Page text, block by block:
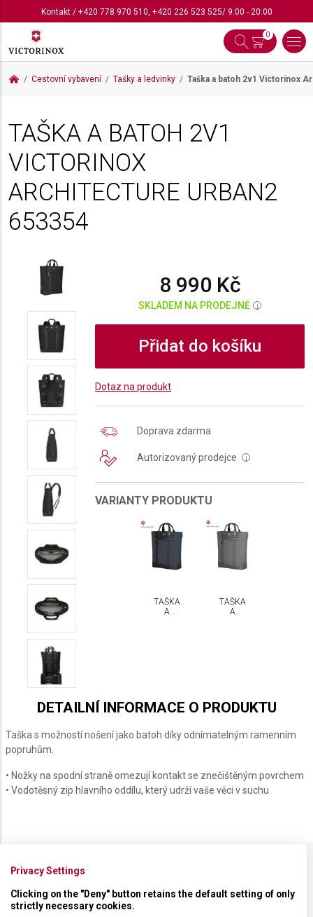
Kontakt/ +420 778 970 510, +420 226 523 525/ 9:00 - 20:00
0
Cestovní vybavení Tašky a ledvinky Taška a batoh 2v1 Victorinox
TAŠKA A BATOH 2V1
VICTORINOX
ARCHITECTURE URBAN2
653354
8 990 Kč
SKLADEM NA PRODEJNĚ i
Přidat do košíku
Dotaz na produkt
Doprava zdarma
Autorizovaný prodejce i
VARIANTY PRODUKTU
TAŠKA
A
TAŠKA
A
DETAILNÍ INFORMACE O PRODUKTU
Taška s možností nošení jako batoh díky odnímatelným ramenním
popruhům.
• Nožky na spodní straně omezují kontakt se znečištěným povrchem
• Vodotěsný zip hlavního oddílu, který udrží vaše věci v suchu
Privacy Settings
Clicking on the "Deny" button retains the default setting of only
strictly necessary cookies.